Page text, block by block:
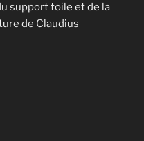
support toile et de la
de Claudius